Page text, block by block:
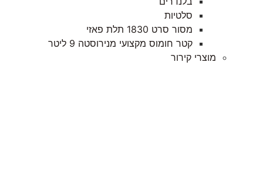
סלטיות
מסור סרט 1830 תלת פאזי
קטר חומוס מקצועי מנירוסטה 9 ליטר
מוצרי קירור